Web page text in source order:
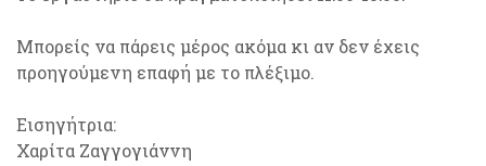
Μπορείς να πάρεις μέρος ακόμα κι αν δεν έχεις
προηγούμενη επαφή με το πλέξιμο.
Εισηγήτρια:
Χαρίτα Ζαγγογιάννη